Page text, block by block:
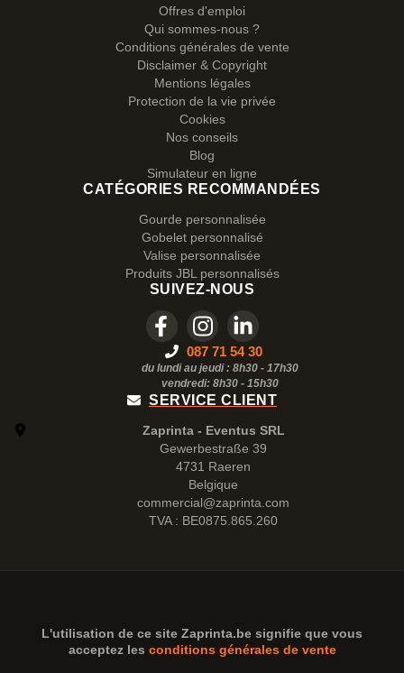
Offres d'emploi
Qui sommes-nous ?
Conditions générales de vente
Disclaimer & Copyright
Mentions légales
Protection de la vie privée
Cookies
Nos conseils
Blog
Simulateur en ligne
CATÉGORIES RECOMMANDÉES
Gourde personnalisée
Gobelet personnalisé
Valise personnalisée
Produits JBL personnalisés
SUIVEZ-NOUS
087 71 54 30
du lundi au jeudi : 8h30 - 17h30
vendredi: 8h30 - 15h30
SERVICE CLIENT
Zaprinta - Eventus SRL
Gewerbestraße 39
4731 Raeren
Belgique
commercial@zaprinta.com
TVA : BE0875.865.260
L'utilisation de ce site Zaprinta.be signifie que vous
acceptez les conditions générales de vente